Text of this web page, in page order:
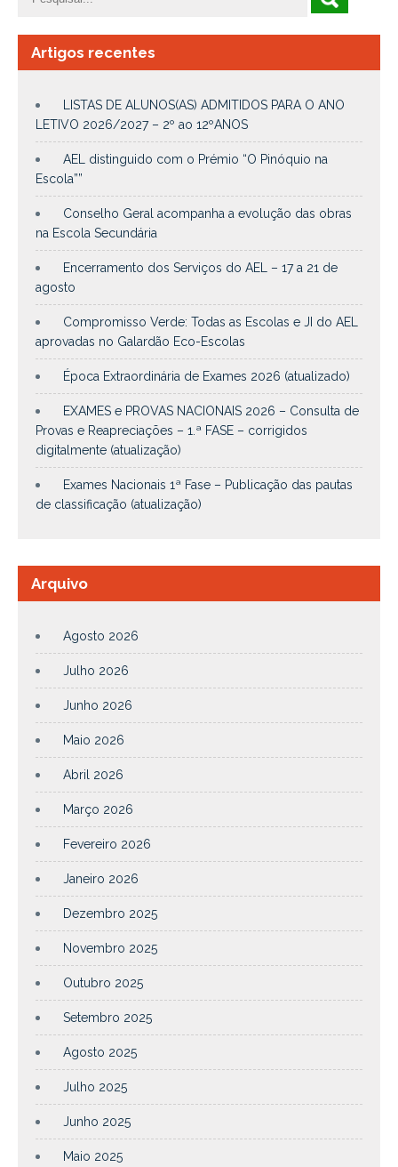
Artigos recentes
LISTAS DE ALUNOS(AS) ADMITIDOS PARA O ANO
LETIVO 2026/2027 – 2º ao 12ºANOS
AEL distinguido com o Prémio “O Pinóquio na
Escola””
Conselho Geral acompanha a evolução das obras
na Escola Secundária
Encerramento dos Serviços do AEL – 17 a 21 de
agosto
Compromisso Verde: Todas as Escolas e JI do AEL
aprovadas no Galardão Eco-Escolas
Época Extraordinária de Exames 2026 (atualizado)
EXAMES e PROVAS NACIONAIS 2026 – Consulta de
Provas e Reapreciações – 1.ª FASE – corrigidos
digitalmente (atualização)
Exames Nacionais 1ª Fase – Publicação das pautas
de classificação (atualização)
Arquivo
Agosto 2026
Julho 2026
Junho 2026
Maio 2026
Abril 2026
Março 2026
Fevereiro 2026
Janeiro 2026
Dezembro 2025
Novembro 2025
Outubro 2025
Setembro 2025
Agosto 2025
Julho 2025
Junho 2025
Maio 2025